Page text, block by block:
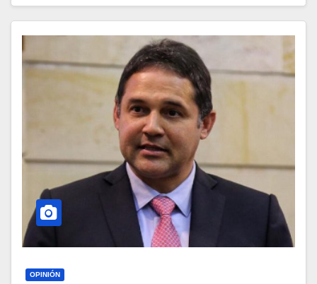
OPINIÓN